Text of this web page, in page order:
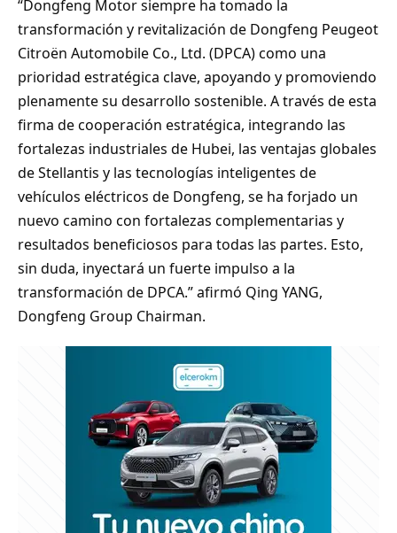
“Dongfeng Motor siempre ha tomado la
transformación y revitalización de Dongfeng Peugeot
Citroën Automobile Co., Ltd. (DPCA) como una
prioridad estratégica clave, apoyando y promoviendo
plenamente su desarrollo sostenible. A través de esta
firma de cooperación estratégica, integrando las
fortalezas industriales de Hubei, las ventajas globales
de Stellantis y las tecnologías inteligentes de
vehículos eléctricos de Dongfeng, se ha forjado un
nuevo camino con fortalezas complementarias y
resultados beneficiosos para todas las partes. Esto,
sin duda, inyectará un fuerte impulso a la
transformación de DPCA.” afirmó Qing YANG,
Dongfeng Group Chairman.